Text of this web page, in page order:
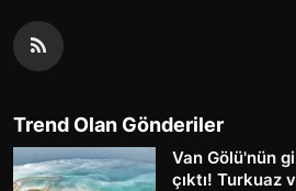
Trend Olan Gönderiler
Van Gölü'nün
çıktı! Turkuaz